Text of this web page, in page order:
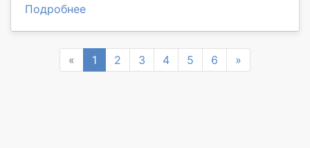
Подробнее
« Previous
1 2 3 4 5 6 »